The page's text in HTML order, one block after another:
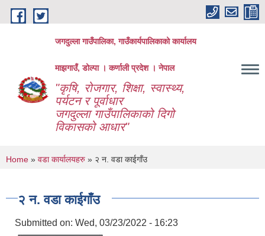
Skip to main content
जगदुल्ला गाउँपालिका, गाउँकार्यपालिकाको कार्यालय
माझगाउँ, डोल्पा । कर्णाली प्रदेश । नेपाल
"कृषि, रोजगार, शिक्षा, स्वास्थ्य,
पर्यटन र पूर्वाधार
जगदुल्ला गाउँपालिकाको दिगो
विकासको आधार"
You are here
Home » वडा कार्यालयहरु » २ न. वडा काईगाँउ
२ न. वडा काईगाँउ
Submitted on: Wed, 03/23/2022 - 16:23